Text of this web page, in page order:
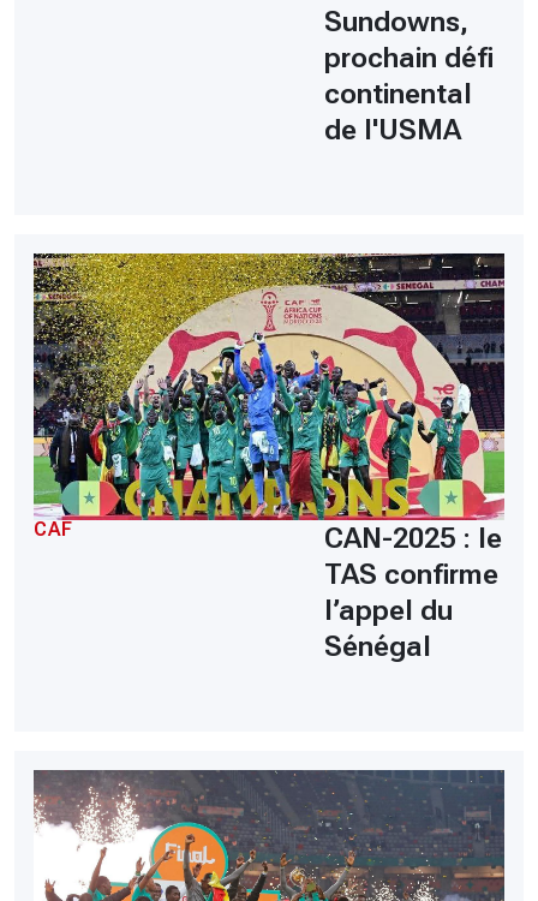
Sundowns,
prochain défi
continental
de l'USMA
CAF
CAN-2025 : le
TAS confirme
l’appel du
Sénégal